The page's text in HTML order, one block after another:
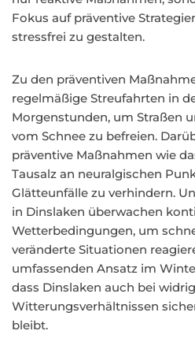
Fokus auf präventive
stressfrei zu gestalten.
Zu den präventiven
regelmäßige Streufahrten in
Morgenstunden, um Straßen
vom Schnee zu befreien.
präventive Maßnahmen wie
Tausalz an neuralgischen
Glätteunfälle zu verhindern.
in Dinslaken überwachen
Wetterbedingungen, um
veränderte Situationen
umfassenden Ansatz im
dass Dinslaken auch bei
Witterungsverhältnissen
bleibt.